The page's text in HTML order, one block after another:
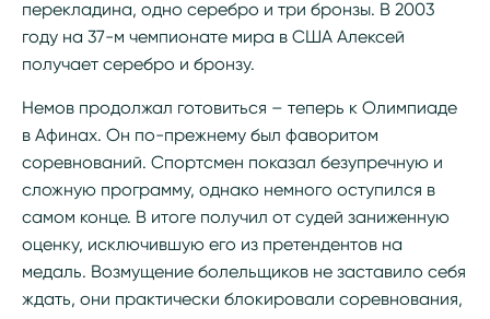
перекладина, одно серебро и три бронзы. В 2003
году на 37-м чемпионате мира в США Алексей
получает серебро и бронзу.
Немов продолжал готовиться – теперь к Олимпиаде
в Афинах. Он по-прежнему был фаворитом
соревнований. Спортсмен показал безупречную и
сложную программу, однако немного оступился в
самом конце. В итоге получил от судей заниженную
оценку, исключившую его из претендентов на
медаль. Возмущение болельщиков не заставило себя
ждать, они практически блокировали соревнования,